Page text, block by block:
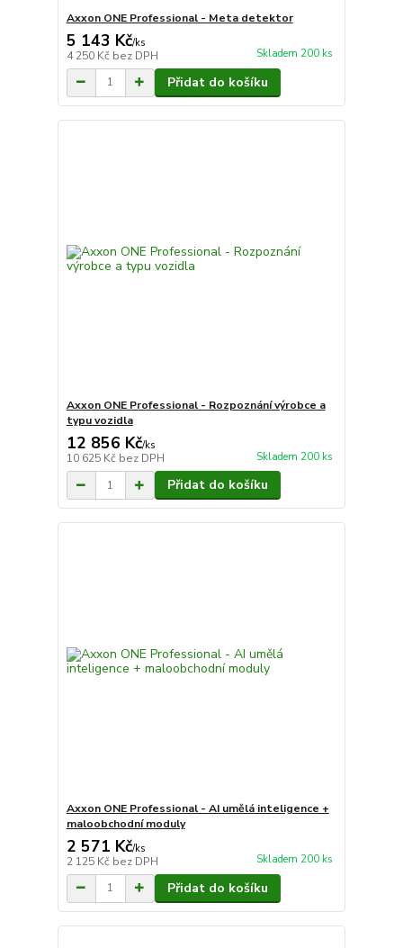
Axxon ONE Professional - Meta detektor
5 143 Kč/ks
4 250 Kč bez DPH Skladem 200 ks
Přidat do košíku
Axxon ONE Professional - Rozpoznání výrobce a
typu vozidla
12 856 Kč/ks
10 625 Kč bez DPH Skladem 200 ks
Přidat do košíku
Axxon ONE Professional - AI umělá inteligence +
maloobchodní moduly
2 571 Kč/ks
2 125 Kč bez DPH Skladem 200 ks
Přidat do košíku